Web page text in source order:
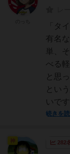
「タ
有名
単、
べる
と思
とい
いで
続きを
282